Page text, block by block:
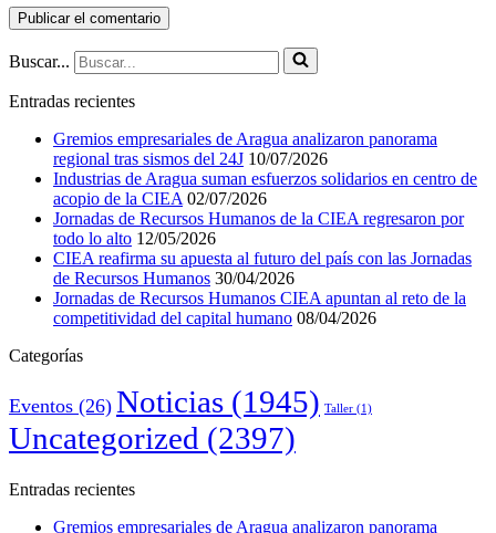
Buscar...
Entradas recientes
Gremios empresariales de Aragua analizaron panorama
regional tras sismos del 24J 10/07/2026
Industrias de Aragua suman esfuerzos solidarios en centro de
acopio de la CIEA 02/07/2026
Jornadas de Recursos Humanos de la CIEA regresaron por
todo lo alto 12/05/2026
CIEA reafirma su apuesta al futuro del país con las Jornadas
de Recursos Humanos 30/04/2026
Jornadas de Recursos Humanos CIEA apuntan al reto de la
competitividad del capital humano 08/04/2026
Categorías
Eventos (26) Noticias (1945) Taller (1)
Uncategorized (2397)
Entradas recientes
Gremios empresariales de Aragua analizaron panorama